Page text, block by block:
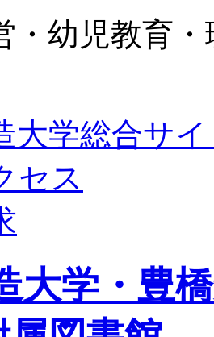
・幼児教育
大学総合サ
セス